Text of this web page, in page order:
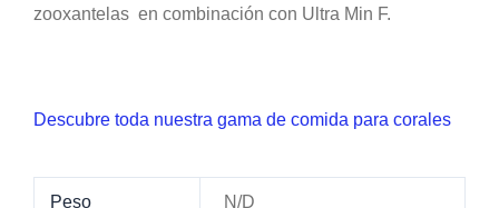
zooxantelas en combinación con Ultra Min F.
Descubre toda nuestra gama de comida para corales
Peso N/D